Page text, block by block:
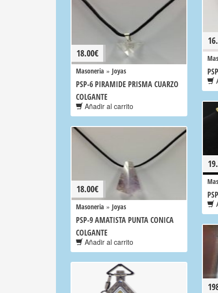
18.00€
Masoneria » Joyas
PSP-6 PIRAMIDE PRISMA CUARZO
COLGANTE
Añadir al carrito
18.00€
Masoneria » Joyas
PSP-9 AMATISTA PUNTA CONICA
COLGANTE
Añadir al carrito